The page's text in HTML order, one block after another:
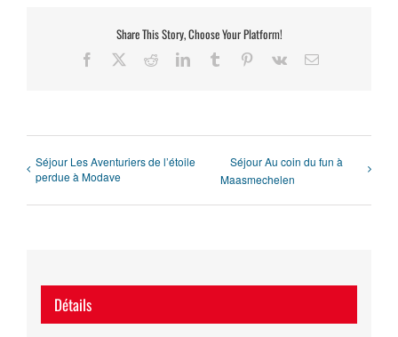
Share This Story, Choose Your Platform!
Facebook RedditLinkedInTumblr Pinterest
Vk Email
Séjour Les Aventuriers de l’étoile
perdue à Modave
Séjour Au coin du fun à
Maasmechelen
Détails